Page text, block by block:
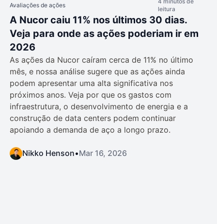
Avaliações de ações
leitura
A Nucor caiu 11% nos últimos 30 dias.
Veja para onde as ações poderiam ir em
2026
As ações da Nucor caíram cerca de 11% no último
mês, e nossa análise sugere que as ações ainda
podem apresentar uma alta significativa nos
próximos anos. Veja por que os gastos com
infraestrutura, o desenvolvimento de energia e a
construção de data centers podem continuar
apoiando a demanda de aço a longo prazo.
Nikko Henson•Mar 16, 2026